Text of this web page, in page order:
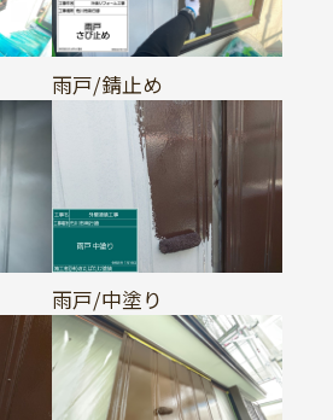
雨戸/錆止め
雨戸/中塗り